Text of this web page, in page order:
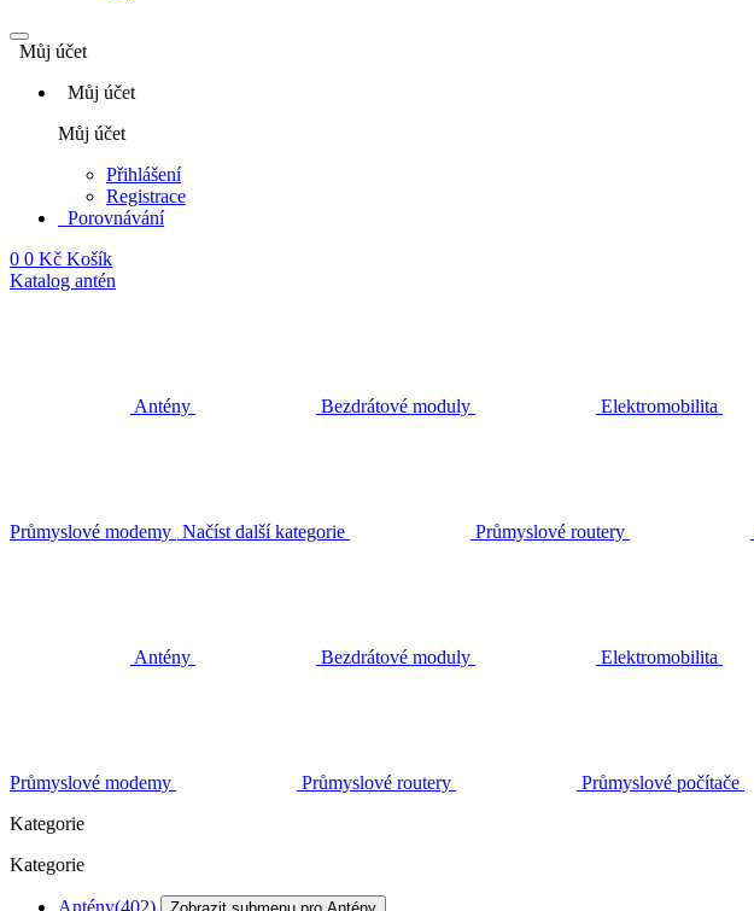
Můj účet
Můj účet
Můj účet
Přihlášení
Registrace
Porovnávání
0 0 Kč Košík
Katalog antén
Antény Bezdrátové moduly Elektromobilita
Průmyslové modemy Načíst další kategorie Průmyslové routery
Antény Bezdrátové moduly Elektromobilita
Průmyslové modemy Průmyslové routery Průmyslové počítače
Kategorie
Kategorie
Antény(402)